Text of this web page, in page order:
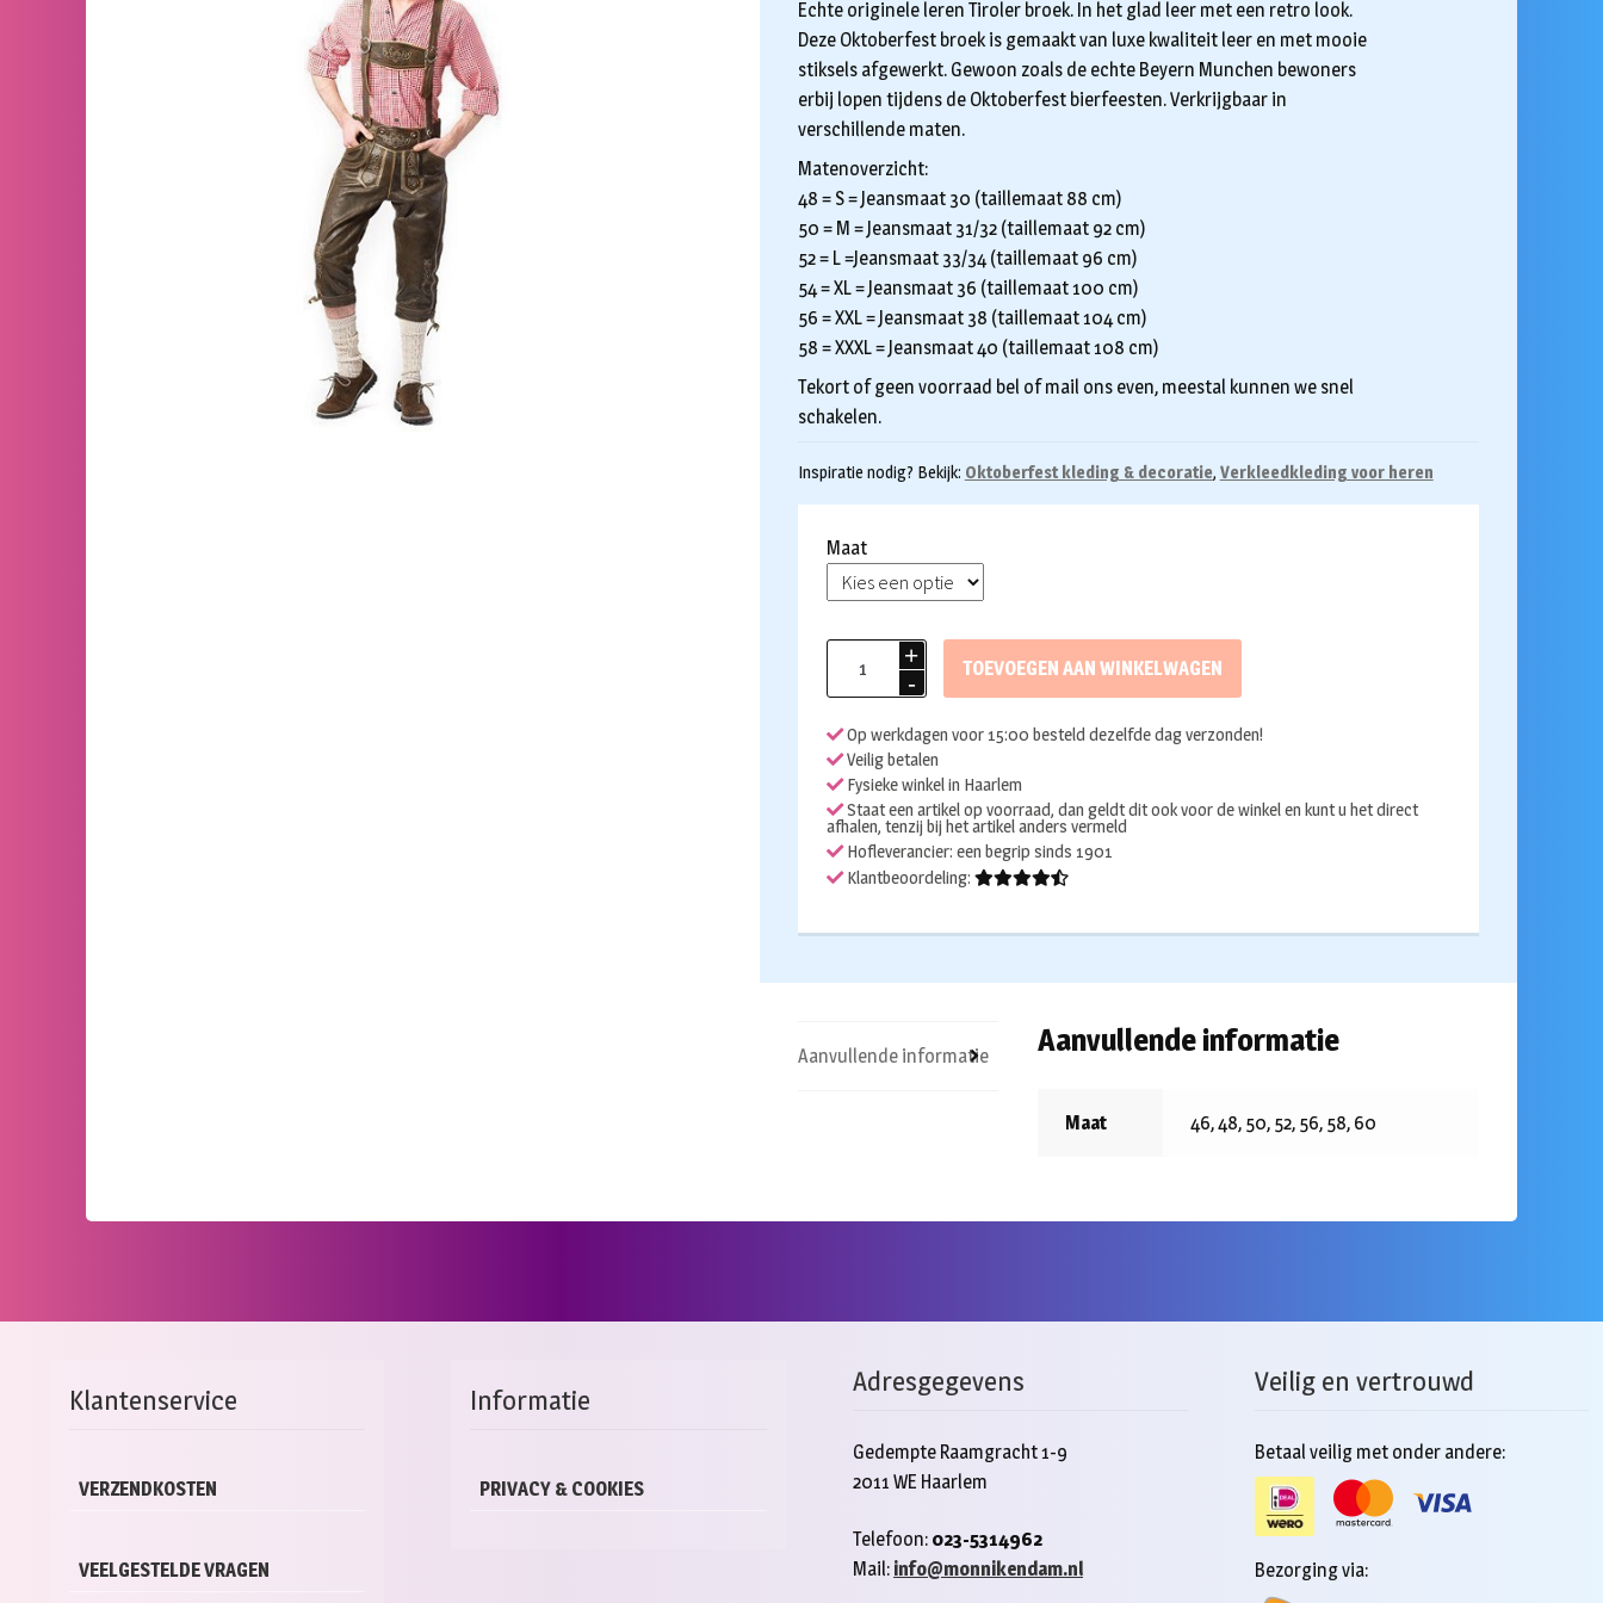
Echte originele leren Tiroler broek. In het glad leer met een retro look.
Deze Oktoberfest broek is gemaakt van luxe kwaliteit leer en met mooie
stiksels afgewerkt. Gewoon zoals de echte Beyern Munchen bewoners
erbij lopen tijdens de Oktoberfest bierfeesten. Verkrijgbaar in
verschillende maten.
Matenoverzicht:
48 = S = Jeansmaat 30 (taillemaat 88 cm)
50 = M = Jeansmaat 31/32 (taillemaat 92 cm)
52 = L =Jeansmaat 33/34 (taillemaat 96 cm)
54 = XL = Jeansmaat 36 (taillemaat 100 cm)
56 = XXL = Jeansmaat 38 (taillemaat 104 cm)
58 = XXXL = Jeansmaat 40 (taillemaat 108 cm)
Tekort of geen voorraad bel of mail ons even, meestal kunnen we snel
schakelen.
Inspiratie nodig? Bekijk: Oktoberfest kleding & decoratie, Verkleedkleding voor heren
Maat
Lederhose
echt
kniebund
Retro
aantal
TOEVOEGEN AAN WINKELWAGEN
Op werkdagen voor 15:00 besteld dezelfde dag verzonden!
Veilig betalen
Fysieke winkel in Haarlem
Staat een artikel op voorraad, dan geldt dit ook voor de winkel en kunt u het direct
afhalen, tenzij bij het artikel anders vermeld
Hofleverancier: een begrip sinds 1901
Klantbeoordeling:
Aanvullende informatie Aanvullende informatie
Maat 46, 48, 50, 52, 56, 58, 60
Klantenservice
VERZENDKOSTEN
VEELGESTELDE VRAGEN
Informatie
PRIVACY & COOKIES
Adresgegevens
Gedempte Raamgracht 1-9
2011 WE Haarlem
Telefoon: 023-5314962
Mail: info@monnikendam.nl
Veilig en vertrouwd
Betaal veilig met onder andere:
Bezorging via: